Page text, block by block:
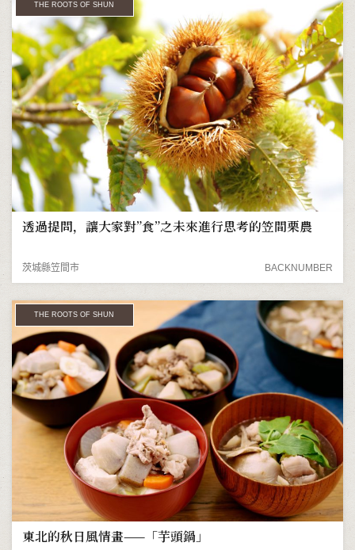
THE ROOTS OF SHUN
透過提問，讓大家對”食”之未來進行思考的笠間栗農
茨城縣笠間市 BACKNUMBER
THE ROOTS OF SHUN
東北的秋日風情畫——「芋頭鍋」